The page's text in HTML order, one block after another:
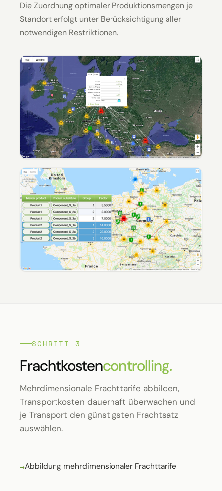
Die Zuordnung optimaler Produktions­mengen je
Standort erfolgt unter Berücksichtigung aller
notwendigen Restriktionen.
SCHRITT 3
Fracht­kostencontrolling.
Mehrdimensionale Frachttarife abbilden,
Transportkosten dauerhaft überwachen und
je Transport den günstigsten Frachtsatz
auswählen.
Abbildung mehrdimensionaler Frachttarife